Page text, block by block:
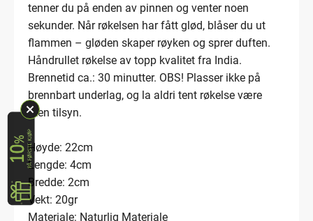
tenner du på enden av pinnen og venter noen
sekunder. Når røkelsen har fått glød, blåser du ut
flammen – gløden skaper røyken og sprer duften.
Håndrullet røkelse av topp kvalitet fra India.
Brennetid ca.: 30 minutter. OBS! Plasser ikke på
brennbart underlag, og la aldri tent røkelse være
uten tilsyn.
Høyde: 22cm
Lengde: 4cm
Bredde: 2cm
Vekt: 20gr
Materiale: Naturlig Materiale